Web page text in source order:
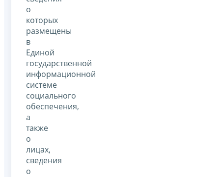
о
которых
размещены
в
Единой
государственной
информационной
системе
социального
обеспечения,
а
также
о
лицах,
сведения
о